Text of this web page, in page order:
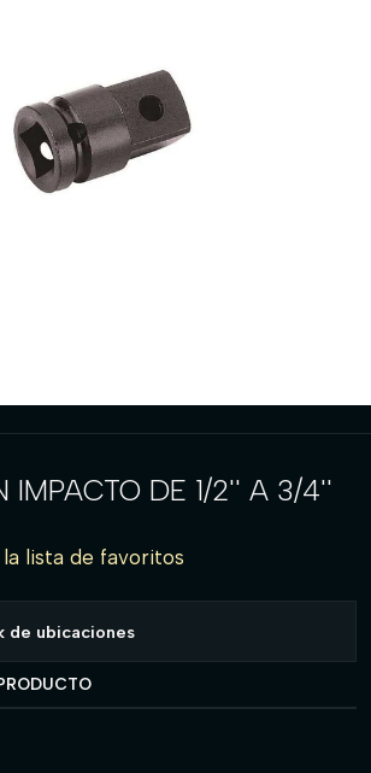
IMPACTO DE 1/2'' A 3/4''
lista de favoritos
de ubicaciones